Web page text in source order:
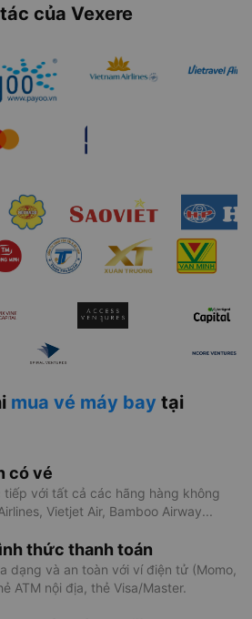
của Vexere
mua vé máy bay tại
có vé
tiếp với tất cả các hãng hàng không
Vietjet Air, Bamboo Airway...
thức thanh toán
dạng và an toàn với ví điện tử (Momo,
ATM nội địa, thẻ Visa/Master.